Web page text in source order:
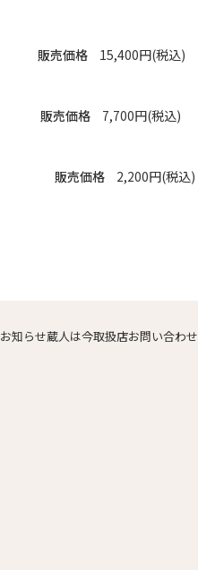
販売価格 15,400円(税込)
販売価格 7,700円(税込)
販売価格 2,200円(税込)
お知らせ蔵人は今取扱店お問い合わせ